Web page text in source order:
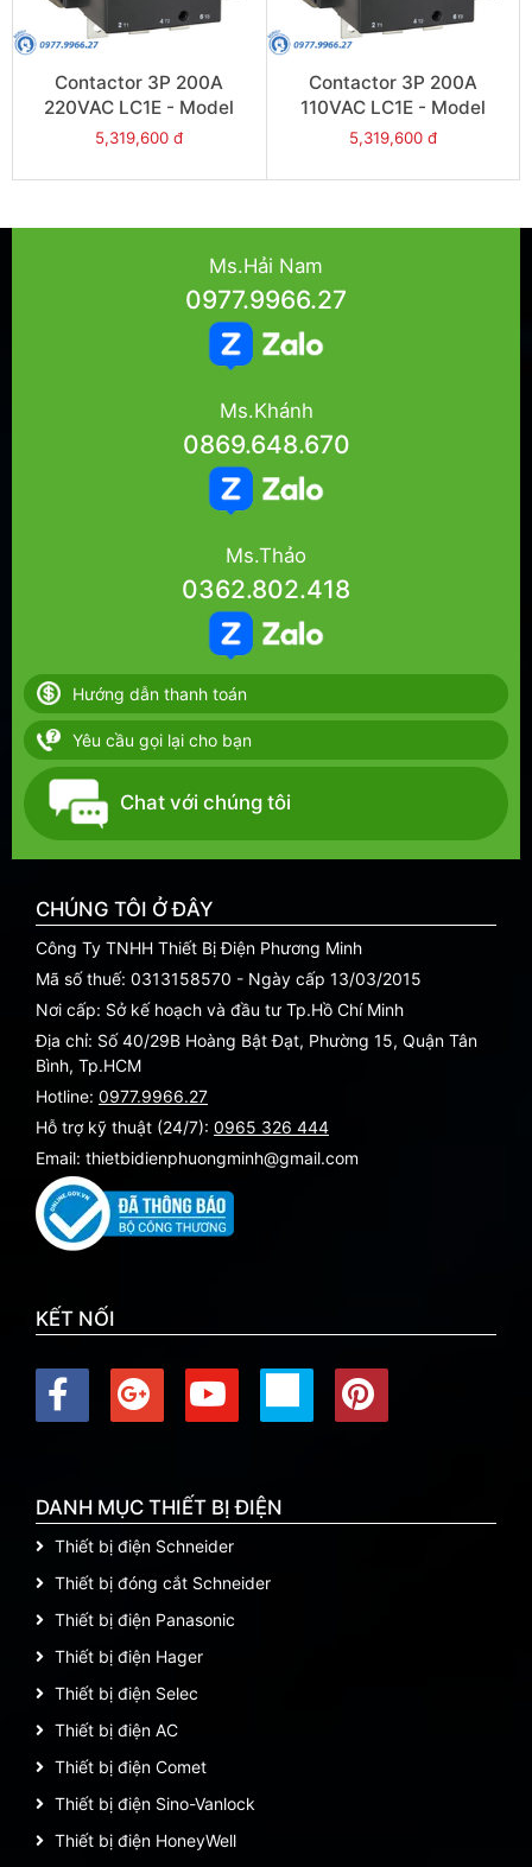
Contactor 3P 200A
220VAC LC1E - Model
LC1E200M6
5,319,600 đ
Contactor 3P 200A
110VAC LC1E - Model
LC1E200F6
5,319,600 đ
Ms.Hải Nam
0977.9966.27
Ms.Khánh
0869.648.670
Ms.Thảo
0362.802.418
Hướng dẫn thanh toán
Yêu cầu gọi lại cho bạn
Chat với chúng tôi
CHÚNG TÔI Ở ĐÂY
Công Ty TNHH Thiết Bị Điện Phương Minh
Mã số thuế: 0313158570 - Ngày cấp 13/03/2015
Nơi cấp: Sở kế hoạch và đầu tư Tp.Hồ Chí Minh
Địa chỉ: Số 40/29B Hoàng Bật Đạt, Phường 15, Quận Tân
Bình, Tp.HCM
Hotline: 0977.9966.27
Hỗ trợ kỹ thuật (24/7): 0965 326 444
Email: thietbidienphuongminh@gmail.com
KẾT NỐI
DANH MỤC THIẾT BỊ ĐIỆN
Thiết bị điện Schneider
Thiết bị đóng cắt Schneider
Thiết bị điện Panasonic
Thiết bị điện Hager
Thiết bị điện Selec
Thiết bị điện AC
Thiết bị điện Comet
Thiết bị điện Sino-Vanlock
Thiết bị điện HoneyWell